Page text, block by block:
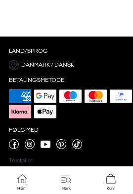
LAND/SPROG
DANMARK / DANSK
BETALINGSMETODE
FØLG MED
Trustpilot
Cookieindstillinger
Hjem Menu Kurv